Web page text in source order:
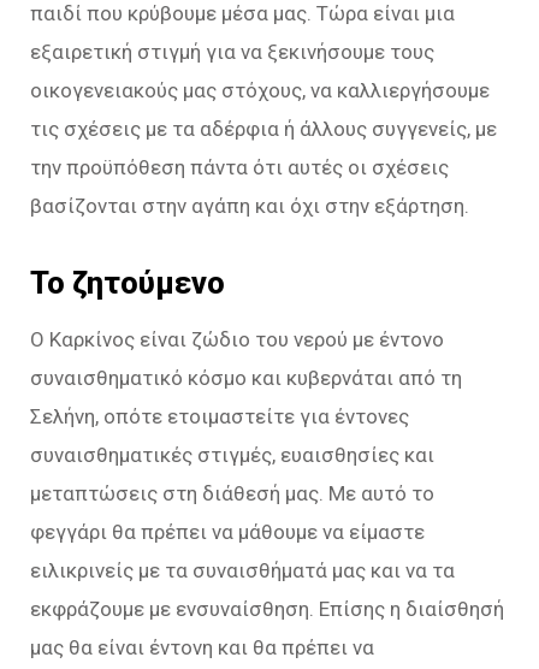
παιδί που κρύβουμε μέσα μας. Τώρα είναι μια
εξαιρετική στιγμή για να ξεκινήσουμε τους
οικογενειακούς μας στόχους, να καλλιεργήσουμε
τις σχέσεις με τα αδέρφια ή άλλους συγγενείς, με
την προϋπόθεση πάντα ότι αυτές οι σχέσεις
βασίζονται στην αγάπη και όχι στην εξάρτηση.
Το ζητούμενο
Ο Καρκίνος είναι ζώδιο του νερού με έντονο
συναισθηματικό κόσμο και κυβερνάται από τη
Σελήνη, οπότε ετοιμαστείτε για έντονες
συναισθηματικές στιγμές, ευαισθησίες και
μεταπτώσεις στη διάθεσή μας. Με αυτό το
φεγγάρι θα πρέπει να μάθουμε να είμαστε
ειλικρινείς με τα συναισθήματά μας και να τα
εκφράζουμε με ενσυναίσθηση. Επίσης η διαίσθησή
μας θα είναι έντονη και θα πρέπει να